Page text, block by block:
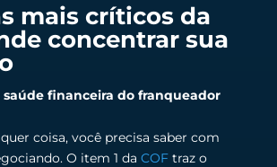
mais críticos da
concentrar sua
saúde financeira do franqueador
coisa, você precisa saber com
O item 1 da COFtraz o